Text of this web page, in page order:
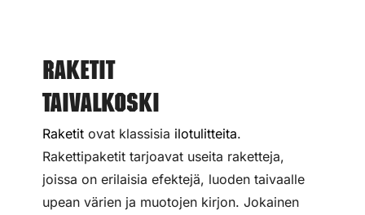
Raketit
Taivalkoski
Raketit ovat klassisia ilotulitteita.
Rakettipaketit tarjoavat useita raketteja,
joissa on erilaisia efektejä, luoden taivaalle
upean värien ja muotojen kirjon. Jokainen